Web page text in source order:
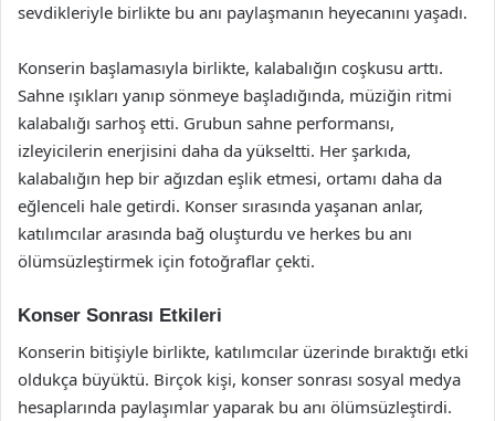
sevdikleriyle birlikte bu anı paylaşmanın heyecanını yaşadı.
Konserin başlamasıyla birlikte, kalabalığın coşkusu arttı.
Sahne ışıkları yanıp sönmeye başladığında, müziğin ritmi
kalabalığı sarhoş etti. Grubun sahne performansı,
izleyicilerin enerjisini daha da yükseltti. Her şarkıda,
kalabalığın hep bir ağızdan eşlik etmesi, ortamı daha da
eğlenceli hale getirdi. Konser sırasında yaşanan anlar,
katılımcılar arasında bağ oluşturdu ve herkes bu anı
ölümsüzleştirmek için fotoğraflar çekti.
Konser Sonrası Etkileri
Konserin bitişiyle birlikte, katılımcılar üzerinde bıraktığı etki
oldukça büyüktü. Birçok kişi, konser sonrası sosyal medya
hesaplarında paylaşımlar yaparak bu anı ölümsüzleştirdi.